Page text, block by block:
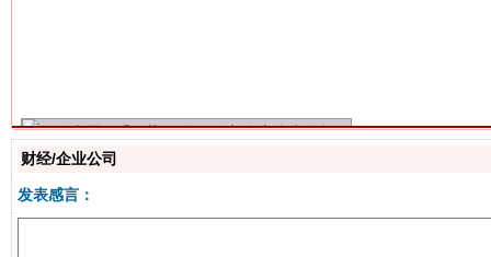
财经/企业公司
发表感言：